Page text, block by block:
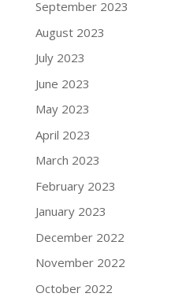
September 2023
August 2023
July 2023
June 2023
May 2023
April 2023
March 2023
February 2023
January 2023
December 2022
November 2022
October 2022